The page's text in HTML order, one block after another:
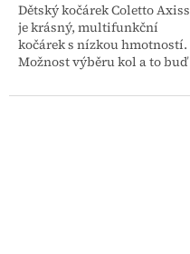
5
hvězdiček.
Dětský kočárek Coletto Axiss
je krásný, multifunkční
kočárek s nízkou hmotností.
Možnost výběru kol a to buď
Možnost výběru barvy